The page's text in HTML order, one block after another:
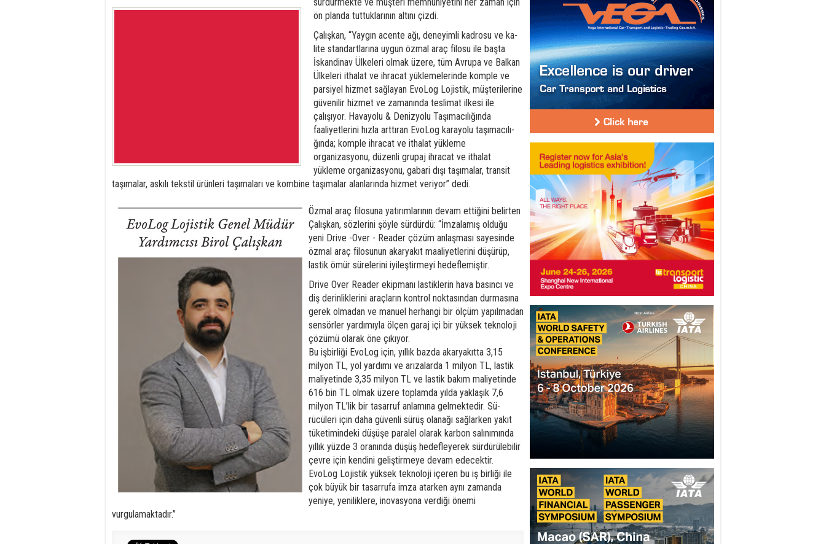
ön planda tuttuklarının altını çizdi.
Çalışkan, “Yaygın acente ağı, deneyimli kadrosu ve ka­
lite standartlarına uygun öz­mal araç filosu ile başta
İskan­dinav Ülkeleri olmak üzere, tüm Avrupa ve Balkan
Ülke­leri ithalat ve ihracat yükle­melerinde komple ve
parsiyel hizmet sağlayan EvoLog Lo­jistik, müşterilerine
güvenilir hizmet ve zamanında teslimat ilkesi ile
çalışıyor. Havayolu & Denizyolu Taşımacılığın­da
faaliyetlerini hızla arttıran EvoLog karayolu taşımacılı­
ğında; komple ihracat ve it­halat yükleme
organizasyonu, düzenli grupaj ihracat ve itha­lat
yükleme organizasyonu, gabari dışı taşımalar, transit
taşımalar, askılı tekstil ürün­leri taşımaları ve kombine taşımalar alanlarında hizmet veriyor” dedi.
Özmal araç filosuna yatı­rımlarının devam ettiğini be­lirten
Çalışkan, sözlerini şöyle sürdürdü: “İmzalamış olduğu
yeni Drive -Over - Reader çö­züm anlaşması sayesinde
öz­mal araç filosunun akaryakıt maaliyetlerini düşürüp,
lastik ömür sürelerini iyileştirmeyi hedeflemiştir.
Drive Over Re­ader ekipmanı lastiklerin hava basıncı ve
diş derinliklerini a­raçların kontrol noktasından durmasına
gerek olmadan ve manuel herhangi bir ölçüm yapılmadan
sensörler yardı­mıyla ölçen garaj içi bir yük­sek teknoloji
çözümü olarak öne çıkıyor.
Bu işbirliği EvoLog için, yıllık bazda akaryakıtta 3,15
milyon TL, yol yardımı ve arızalarda 1 milyon TL, las­tik
maliyetinde 3,35 milyon TL ve lastik bakım maliyetin­de
616 bin TL olmak üzere toplamda yılda yaklaşık 7,6
milyon TL’lik bir tasarruf anlamına gelmektedir. Sü­
rücüleri için daha güvenli sürüş olanağı sağlarken yakıt
tüketimindeki düşüşe paralel olarak karbon salınımında
yıllık yüzde 3 oranında düşüş hedefleyerek sürdürülebilir
çevre için kendini geliştirme­ye devam edecektir.
EvoLog Lojistik yüksek teknoloji içe­ren bu iş birliği ile
çok büyük bir tasarrufa imza atarken ay­nı zamanda
yeniye, yenilikle­re, inovasyona verdiği önemi
vurgulamaktadır.”